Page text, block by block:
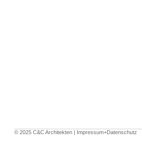
© 2025 C&C Architekten | Impressum+Datenschutz